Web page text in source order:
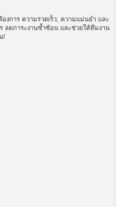
งการ ความรวดเร็ว, ความแม่นยำ และ
ลดภาระงานซ้ำซ้อน และช่วยให้ทีมงาน
!